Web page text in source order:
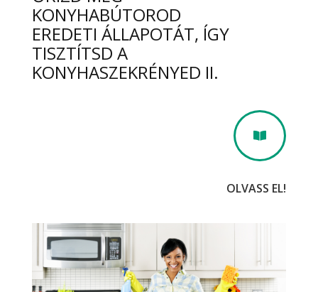
KONYHABÚTOROD
EREDETI ÁLLAPOTÁT, ÍGY
TISZTÍTSD A
KONYHASZEKRÉNYED II.

OLVASS EL!